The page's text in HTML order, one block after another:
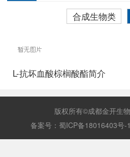
合成生物类
L-抗坏血酸棕榈酸酯简介
版权所有©成都金开生
备案号： 蜀ICP备18016403号-1